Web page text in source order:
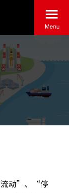
流动”、“停